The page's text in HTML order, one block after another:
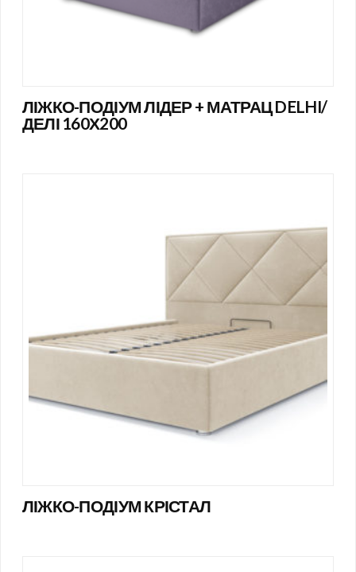
ЛІЖКО-ПОДІУМ ЛІДЕР + МАТРАЦ DELHI/
ДЕЛІ 160Х200
ЛІЖКО-ПОДІУМ КРІСТАЛ